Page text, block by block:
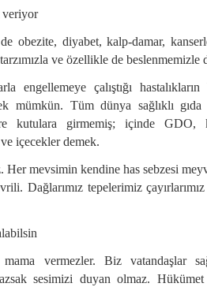
veriyor
de obezite, diyabet, kalp-damar,
tarzımızla ve özellikle de
engellemeye çalıştığı
mümkün. Tüm dünya sağlıklı
kutulara girmemiş; içinde GDO,
içecekler demek.
Her mevsimin kendine has sebzesi
Dağlarımız tepelerimiz
vermezler. Biz vatandaşlar
sesimizi duyan olmaz. Hükümet